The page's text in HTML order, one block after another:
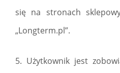
się na stronach
„Longterm.pl”.
5. Użytkownik jest